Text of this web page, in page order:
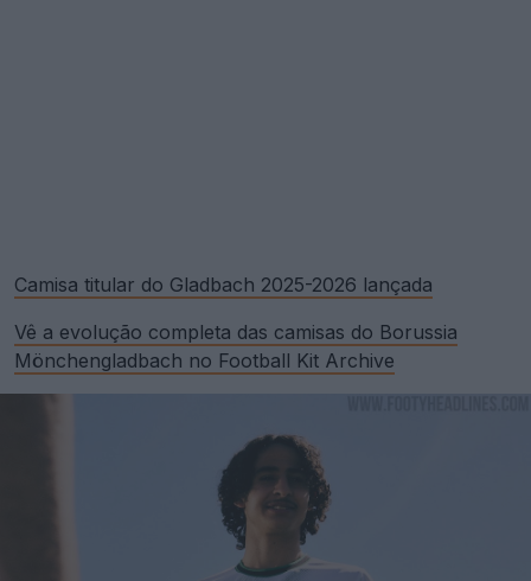
Camisa titular do Gladbach 2025-2026 lançada
Vê a evolução completa das camisas do Borussia
Mönchengladbach no Football Kit Archive